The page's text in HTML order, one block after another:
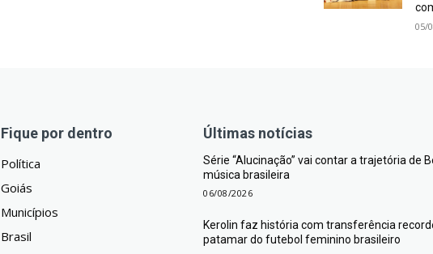
05/
Fique por dentro
Política
Goiás
Municípios
Brasil
Últimas notícias
Série “Alucinação” vai contar a trajetória de
música brasileira
06/08/2026
Kerolin faz história com transferência
patamar do futebol feminino brasileiro